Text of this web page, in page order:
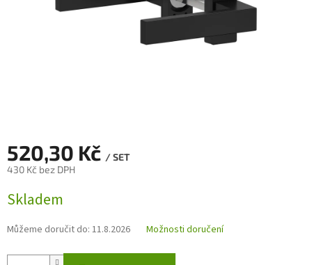
520,30 Kč / SET
430 Kč bez DPH
cena:
Skladem
Můžeme doručit do: 11.8.2026 Možnosti doručení